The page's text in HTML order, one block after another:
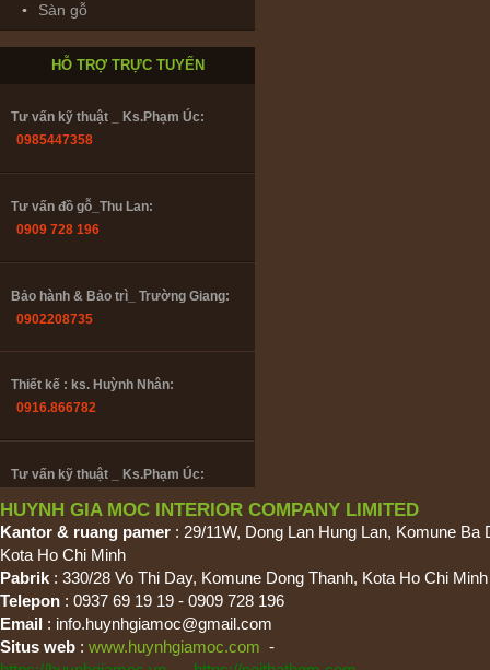
Sàn gỗ
HỖ TRỢ TRỰC TUYẾN
Thiết kế : ks. Huỳnh Nhân:
0916.866782
Tư vấn kỹ thuật _ Ks.Phạm Úc:
0985447358
Tư vấn đồ gỗ_Thu Lan:
0909 728 196
Bảo hành & Bảo trì_ Trường Giang:
0902208735
Thiết kế : ks. Huỳnh Nhân:
0916.866782
Tư vấn kỹ thuật _ Ks.Phạm Úc:
Tư vấn đồ gỗ_Thu Lan:
0909 728 196
Bảo hành & Bảo trì_ Trường Giang:
HUYNH GIA MOC INTERIOR COMPANY LIMITED
Kantor & ruang pamer : 29/11W, Dong Lan Hung Lan, Komune Ba
Kota Ho Chi Minh
Pabrik : 330/28 Vo Thi Day, Komune Dong Thanh, Kota Ho Chi Minh
Telepon : 0937 69 19 19 - 0909 728 196
Email : info.huynhgiamoc@gmail.com
Situs web : www.huynhgiamoc.com -